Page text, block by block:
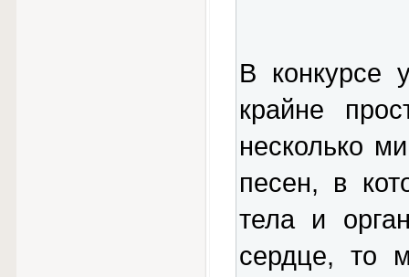
В конкурсе
крайне
несколько
песен, в
тела и
сердце, то